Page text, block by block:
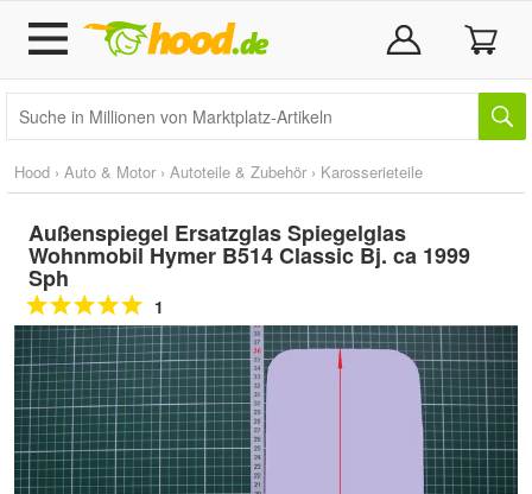
Hood › Auto & Motor › Autoteile & Zubehör › Karosserieteile
Außenspiegel Ersatzglas Spiegelglas
Wohnmobil Hymer B514 Classic Bj. ca 1999
Sph
1